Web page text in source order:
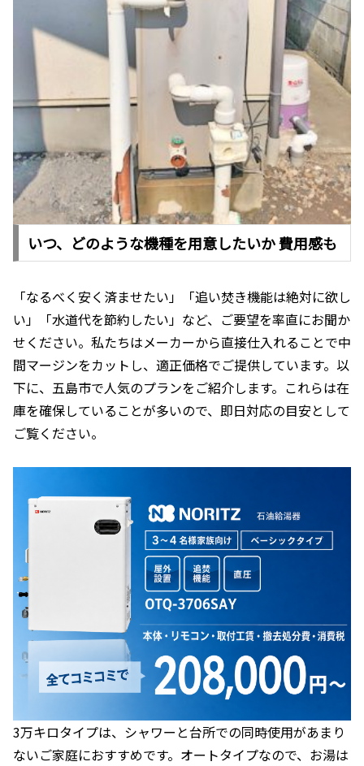
いつ、どのような機種を用意したいか 費用感も
「なるべく安く済ませたい」「追い焚き機能は絶対に欲し
い」「水道代を節約したい」など、ご要望を率直にお聞か
せください。私たちはメーカーから直接仕入れることで中
間マージンをカットし、適正価格でご提供しています。以
下に、五島市で人気のプランをご紹介します。これらは在
庫を確保していることが多いので、即日対応の目安として
ご覧ください。
3万キロタイプは、シャワーと台所での同時使用があまり
ないご家庭におすすめです。オートタイプなので、お湯は